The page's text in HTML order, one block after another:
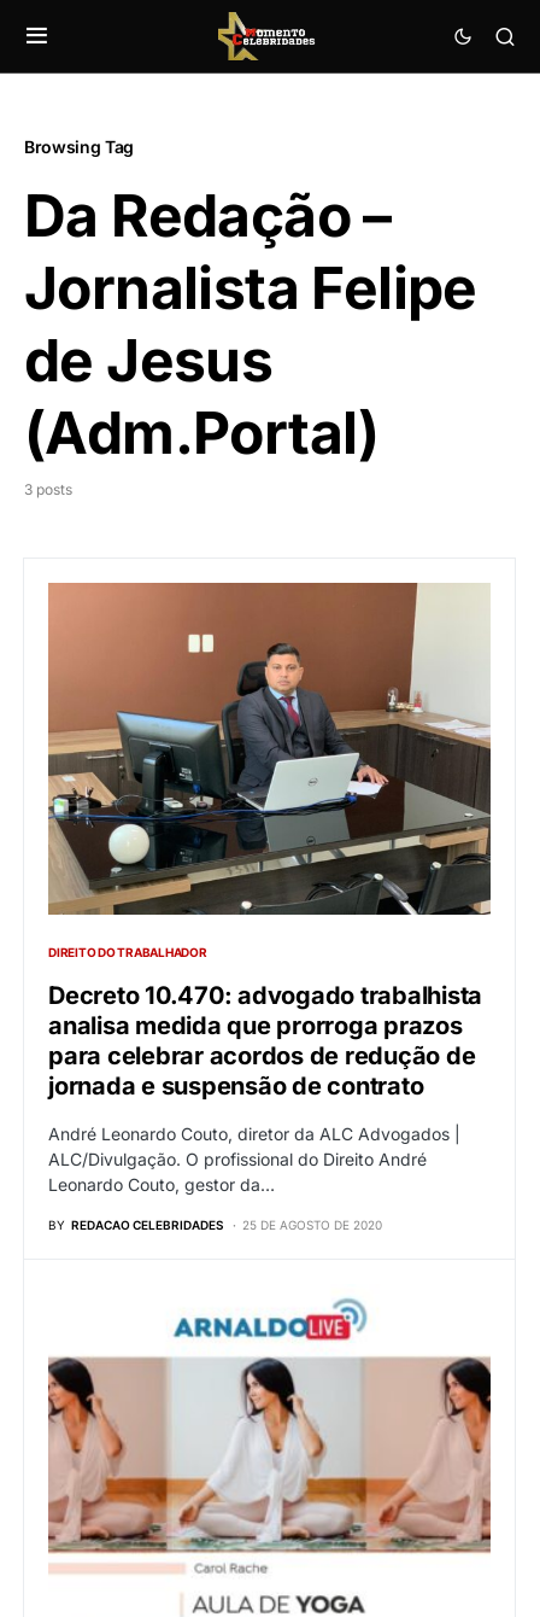
Browsing Tag
Da Redação –
Jornalista Felipe
de Jesus
(Adm.Portal)
3 posts
DIREITO DO TRABALHADOR
Decreto 10.470: advogado trabalhista
analisa medida que prorroga prazos
para celebrar acordos de redução de
jornada e suspensão de contrato
André Leonardo Couto, diretor da ALC Advogados |
ALC/Divulgação. O profissional do Direito André
Leonardo Couto, gestor da…
BY REDACAO CELEBRIDADES 25 DE AGOSTO DE 2020